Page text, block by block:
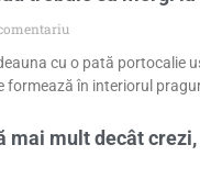
cu o pată portocalie
formează în interiorul
mai mult decât